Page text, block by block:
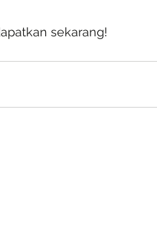
sekarang!